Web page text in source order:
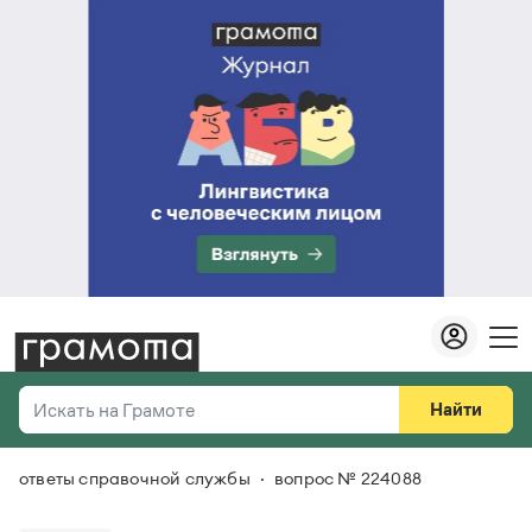
Искать на Грамоте
Справочная служба
Найти
Везде
ответы справочной службы вопрос № 224088